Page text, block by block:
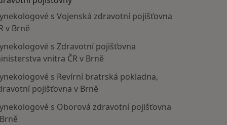
s Vojenská zdravotní pojišťovna
v Brně
s Zdravotní pojišťovna
vnitra ČR v Brně
s Revírní bratrská pokladna,
pojišťovna v Brně
s Oborová zdravotní pojišťovna